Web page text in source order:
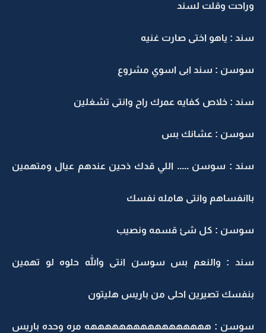
وراحت وقلت لسند
سند : ياهو اختى صارت غنيه
سوسن : سند ابى اسوي مشروع
سند : خلاص كفايه عمرك راح وانتى تشغلين
سوسن : عشانك بس
سند : سوسن ..... اللي قدك ذحين عندهم عيال ومتهمين
باانفساهم وانتى هامله نفسك
سوسن : كل شئ قسمه ونصيب
سند : والنعم بس سوسن انتى والله حلوه لو تهمين
بنفسك تصيرين احلى من باريس هليتون
سوسن : هههههههههههههههههه مره وحده باريس